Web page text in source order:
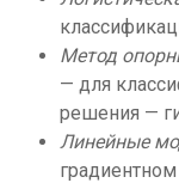
Метод
— для
решения —
Линейные